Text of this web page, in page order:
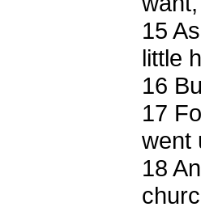
15
little
16
17
went
18